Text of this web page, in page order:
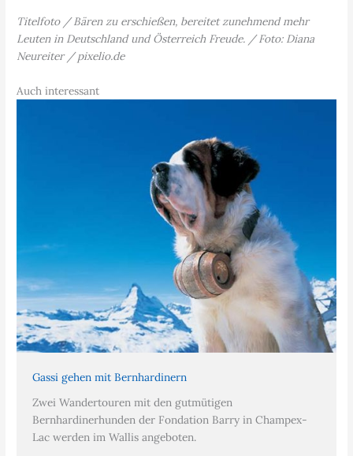
Titelfoto / Bären zu erschießen, bereitet zunehmend mehr
Leuten in Deutschland und Österreich Freude. / Foto: Diana
Neureiter / pixelio.de
Auch interessant
Gassi gehen mit Bernhardinern
Zwei Wandertouren mit den gutmütigen
Bernhardinerhunden der Fondation Barry in Champex-
Lac werden im Wallis angeboten.